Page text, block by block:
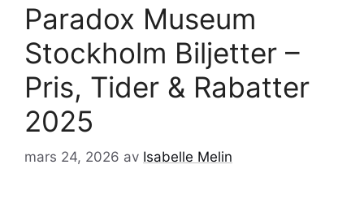
Paradox Museum
Stockholm Biljetter –
Pris, Tider & Rabatter
2025
mars 24, 2026 av Isabelle Melin